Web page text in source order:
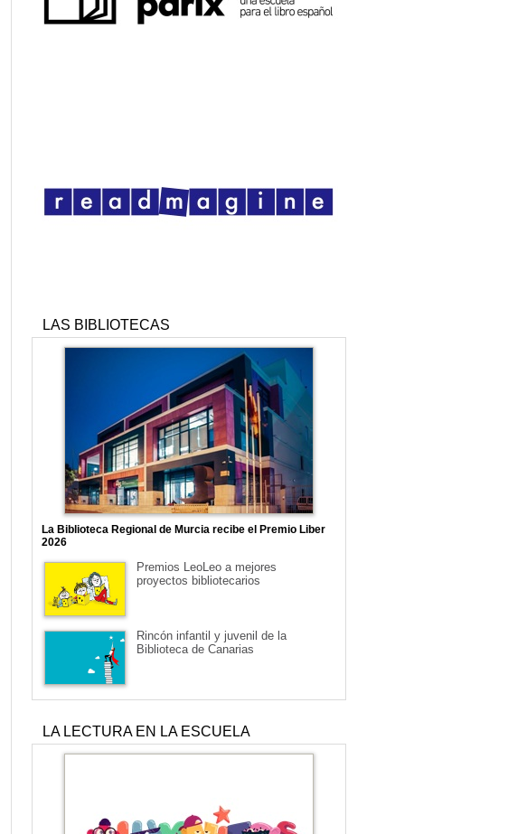
LAS BIBLIOTECAS
La Biblioteca Regional de Murcia recibe el Premio Liber
2026
Premios LeoLeo a mejores
proyectos bibliotecarios
Rincón infantil y juvenil de la
Biblioteca de Canarias
LA LECTURA EN LA ESCUELA